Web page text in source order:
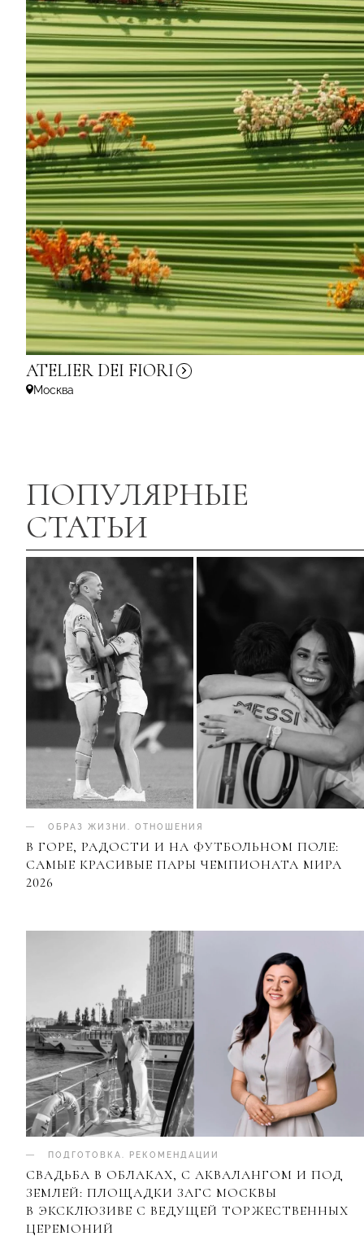
ATELIER DEI FIORI
Москва
ПОПУЛЯРНЫЕ
СТАТЬИ
ОБРАЗ ЖИЗНИ . ОТНОШЕНИЯ
В ГОРЕ, РАДОСТИ И НА ФУТБОЛЬНОМ ПОЛЕ:
САМЫЕ КРАСИВЫЕ ПАРЫ ЧЕМПИОНАТА МИРА
2026
ПОДГОТОВКА РЕКОМЕНДАЦИИ
СВАДЬБА В ОБЛАКАХ, С АКВАЛАНГОМ И ПОД
ЗЕМЛЕЙ: ПЛОЩАДКИ ЗАГС МОСКВЫ
В ЭКСКЛЮЗИВЕ С ВЕДУЩЕЙ ТОРЖЕСТВЕННЫХ
ЦЕРЕМОНИЙ